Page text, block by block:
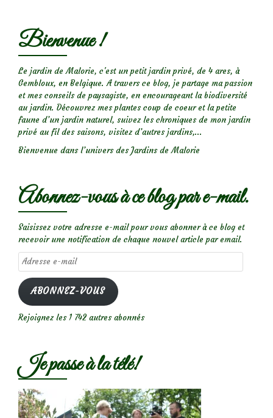
Bienvenue !
Le jardin de Malorie, c'est un petit jardin privé, de 4 ares, à
Gembloux, en Belgique. A travers ce blog, je partage ma passion
et mes conseils de paysagiste, en encourageant la biodiversité
au jardin. Découvrez mes plantes coup de coeur et la petite
faune d’un jardin naturel, suivez les chroniques de mon jardin
privé au fil des saisons, visitez d’autres jardins,...
Bienvenue dans l’univers des Jardins de Malorie
Abonnez-vous à ce blog par e-mail.
Saisissez votre adresse e-mail pour vous abonner à ce blog et
recevoir une notification de chaque nouvel article par email.
Adresse
e-
mail
ABONNEZ-VOUS
Rejoignez les 1 742 autres abonnés
Je passe à la télé!